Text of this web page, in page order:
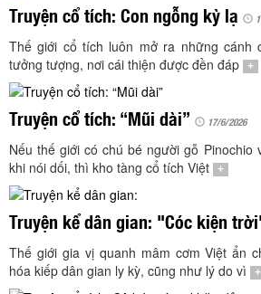
Truyện cổ tích: Con ngỗng kỳ lạ
Thế giới cổ tích luôn mở ra những cánh
tưởng tượng, nơi cái thiện được đền đáp
+
Truyện cổ tích: “Mũi dài” 17/6/2026
Nếu thế giới có chú bé người gỗ Pinochio
khi nói dối, thì kho tàng cổ tích Việt
+
Truyện kể dân gian: "Cóc kiện
Thế giới gia vị quanh mâm cơm Việt ẩn
hóa kiếp dân gian ly kỳ, cũng như lý do vì
+